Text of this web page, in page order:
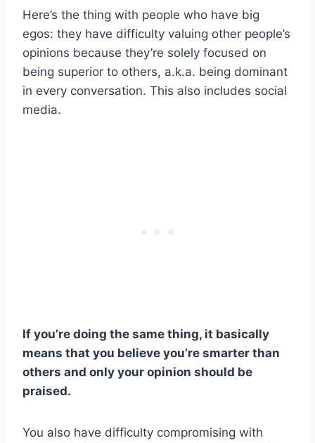
Here’s the thing with people who have big
egos: they have difficulty valuing other people’s
opinions because they’re solely focused on
being superior to others, a.k.a. being dominant
in every conversation. This also includes social
media.
If you’re doing the same thing, it basically
means that you believe you’re smarter than
others and only your opinion should be
praised.
You also have difficulty compromising with